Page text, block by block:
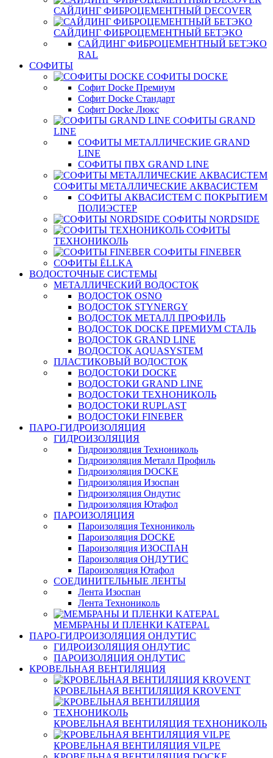
САЙДИНГ ФИБРОЦЕМЕНТНЫЙ DECOVER
САЙДИНГ ФИБРОЦЕМЕНТНЫЙ БЕТЭКО
САЙДИНГ ФИБРОЦЕМЕНТНЫЙ БЕТЭКО
RAL
СОФИТЫ
СОФИТЫ DOCKE
Софит Docke Премиум
Софит Docke Стандарт
Софит Docke Люкс
СОФИТЫ GRAND
LINE
СОФИТЫ МЕТАЛЛИЧЕСКИЕ GRAND
LINE
СОФИТЫ ПВХ GRAND LINE
СОФИТЫ МЕТАЛЛИЧЕСКИЕ АКВАСИСТЕМ
СОФИТЫ АКВАСИСТЕМ С ПОКРЫТИЕМ
ПОЛИЭСТЕР
СОФИТЫ NORDSIDE
СОФИТЫ
ТЕХНОНИКОЛЬ
СОФИТЫ FINEBER
СОФИТЫ ЁLLKA
ВОДОСТОЧНЫЕ СИСТЕМЫ
МЕТАЛЛИЧЕСКИЙ ВОДОСТОК
ВОДОСТОК OSNO
ВОДОСТОК STYNERGY
ВОДОСТОК МЕТАЛЛ ПРОФИЛЬ
ВОДОСТОК DOCKE ПРЕМИУМ СТАЛЬ
ВОДОСТОК GRAND LINE
ВОДОСТОК AQUASYSTEM
ПЛАСТИКОВЫЙ ВОДОСТОК
ВОДОСТОКИ DOCKE
ВОДОСТОКИ GRAND LINE
ВОДОСТОКИ ТЕХНОНИКОЛЬ
ВОДОСТОКИ RUPLAST
ВОДОСТОКИ FINEBER
ПАРО-ГИДРОИЗОЛЯЦИЯ
ГИДРОИЗОЛЯЦИЯ
Гидроизоляция Технониколь
Гидроизоляция Металл Профиль
Гидроизоляция DOCKE
Гидроизоляция Изоспан
Гидроизоляция Ондутис
Гидроизоляция Ютафол
ПАРОИЗОЛЯЦИЯ
Пароизоляция Технониколь
Пароизоляция DOCKE
Пароизоляция ИЗОСПАН
Пароизоляция ОНДУТИС
Пароизоляция Ютафол
СОЕДИНИТЕЛЬНЫЕ ЛЕНТЫ
Лента Изоспан
Лента Технониколь
МЕМБРАНЫ И ПЛЕНКИ KATEPAL
ПАРО-ГИДРОИЗОЛЯЦИЯ ОНДУТИС
ГИДРОИЗОЛЯЦИЯ ОНДУТИС
ПАРОИЗОЛЯЦИЯ ОНДУТИС
КРОВЕЛЬНАЯ ВЕНТИЛЯЦИЯ
КРОВЕЛЬНАЯ ВЕНТИЛЯЦИЯ KROVENT
КРОВЕЛЬНАЯ ВЕНТИЛЯЦИЯ ТЕХНОНИКОЛЬ
КРОВЕЛЬНАЯ ВЕНТИЛЯЦИЯ VILPE